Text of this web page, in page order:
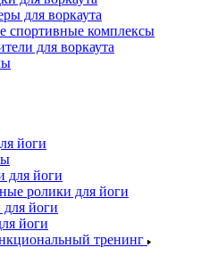
для воркаута
спортивные комплексы
для воркаута
йоги
для йоги
ролики для йоги
йоги
йоги
тренинг